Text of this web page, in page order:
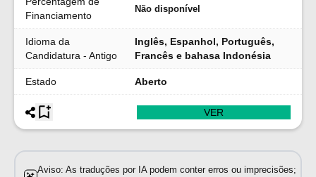
Financiamento
Não disponível
Idioma da
Candidatura - Antigo
Inglês, Espanhol, Português,
Francês e bahasa Indonésia
Estado Aberto
VER
Aviso: As traduções por IA podem conter erros ou imprecisões;